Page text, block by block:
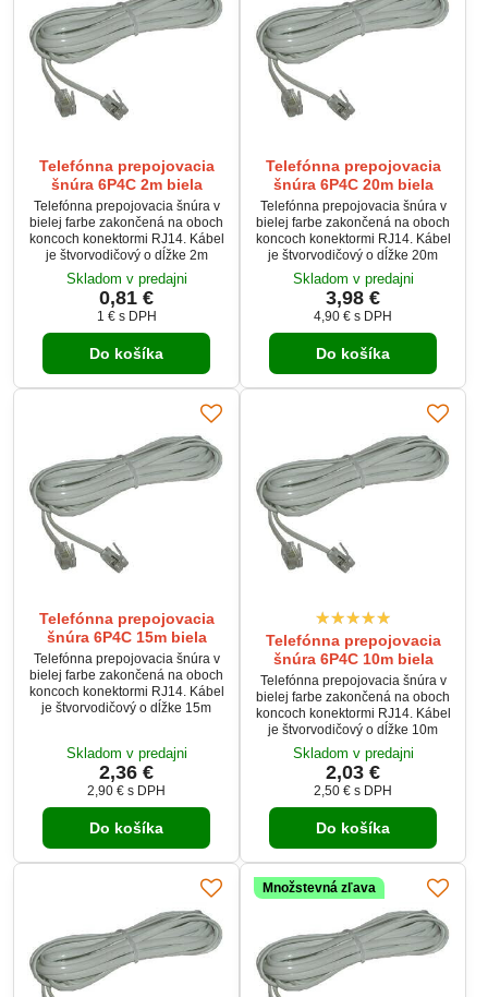
Telefónna prepojovacia
šnúra 6P4C 2m biela
Telefónna prepojovacia šnúra v
bielej farbe zakončená na oboch
koncoch konektormi RJ14. Kábel
je štvorvodičový o dĺžke 2m
Skladom v predajni
0,81 €
1 € s DPH
Do košíka
Telefónna prepojovacia
šnúra 6P4C 20m biela
Telefónna prepojovacia šnúra v
bielej farbe zakončená na oboch
koncoch konektormi RJ14. Kábel
je štvorvodičový o dĺžke 20m
Skladom v predajni
3,98 €
4,90 € s DPH
Do košíka
Telefónna prepojovacia
šnúra 6P4C 15m biela
Telefónna prepojovacia šnúra v
bielej farbe zakončená na oboch
koncoch konektormi RJ14. Kábel
je štvorvodičový o dĺžke 15m
Skladom v predajni
2,36 €
2,90 € s DPH
Do košíka
Telefónna prepojovacia
šnúra 6P4C 10m biela
Telefónna prepojovacia šnúra v
bielej farbe zakončená na oboch
koncoch konektormi RJ14. Kábel
je štvorvodičový o dĺžke 10m
Skladom v predajni
2,03 €
2,50 € s DPH
Do košíka
Množstevná zľava